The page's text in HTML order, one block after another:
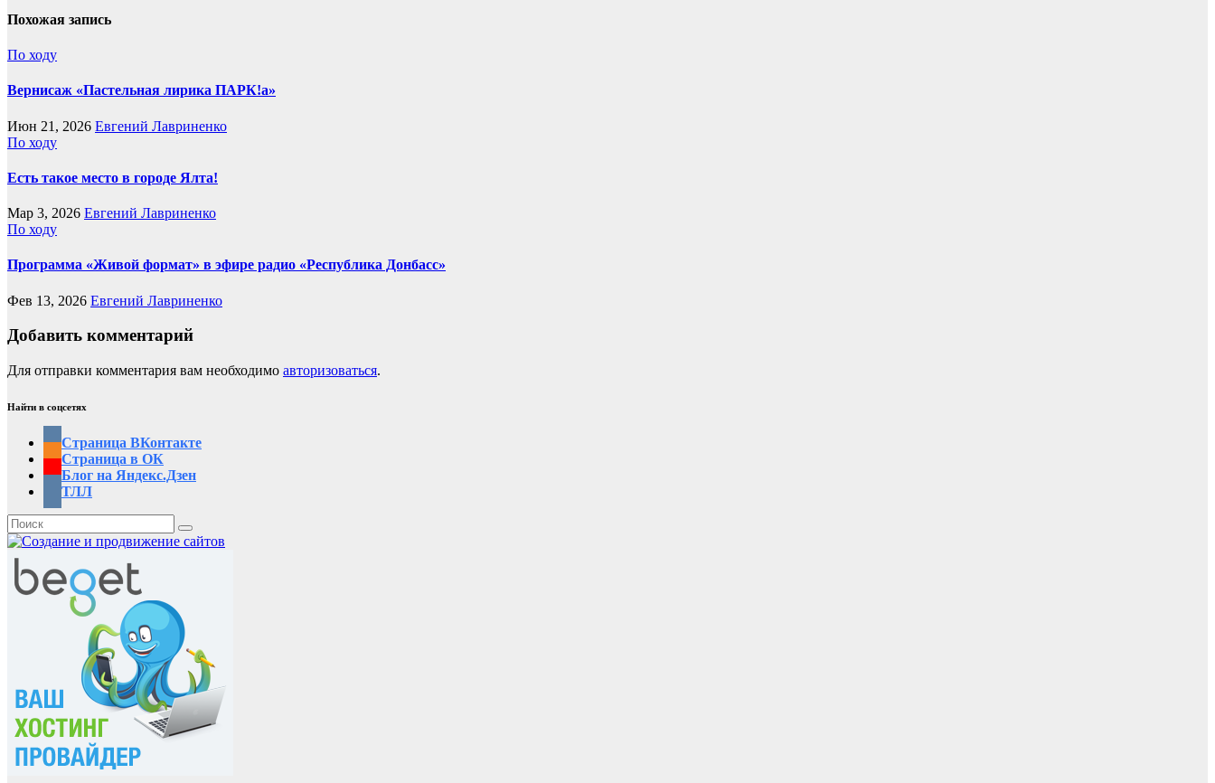
Похожая запись
По ходу
Вернисаж «Пастельная лирика ПАРК!а»
Июн 21, 2026 Евгений Лавриненко
По ходу
Есть такое место в городе Ялта!
Мар 3, 2026 Евгений Лавриненко
По ходу
Программа «Живой формат» в эфире радио «Республика Донбасс»
Фев 13, 2026 Евгений Лавриненко
Добавить комментарий
Для отправки комментария вам необходимо авторизоваться.
Найти в соцсетях
Страница ВКонтакте
Страница в ОК
Блог на Яндекс.Дзен
ТЛЛ